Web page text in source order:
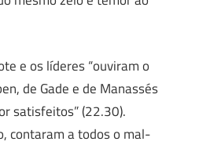
e os líderes “ouviram o
de Gade e de Manassés
satisfeitos” (22.30).
contaram a todos o mal-